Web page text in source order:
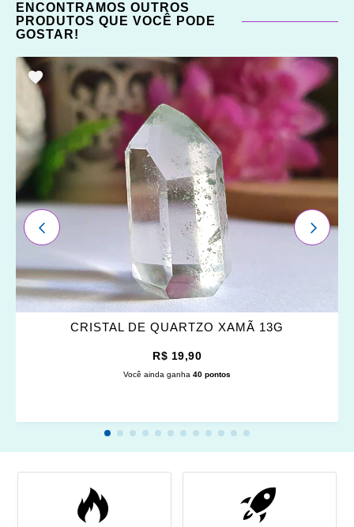
ENCONTRAMOS OUTROS
PRODUTOS QUE VOCÊ PODE
GOSTAR!
ADICIONAR
FAVORITOS
CRISTAL DE QUARTZO XAMÃ 13G
R$ 19,90
Você ainda ganha 40 pontos
ANTERIOR